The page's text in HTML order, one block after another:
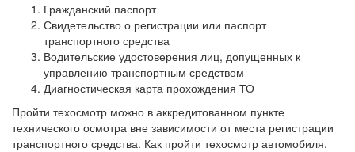
Гражданский паспорт
Свидетельство о регистрации или паспорт
транспортного средства
Водительские удостоверения лиц, допущенных к
управлению транспортным средством
Диагностическая карта прохождения ТО
Пройти техосмотр можно в аккредитованном пункте
технического осмотра вне зависимости от места регистрации
транспортного средства. Как пройти техосмотр автомобиля.